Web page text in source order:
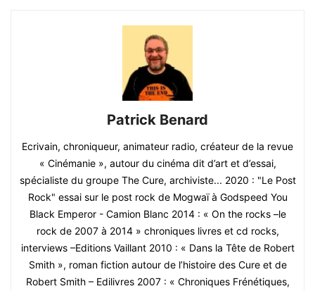
Patrick Benard
Ecrivain, chroniqueur, animateur radio, créateur de la revue
« Cinémanie », autour du cinéma dit d’art et d’essai,
spécialiste du groupe The Cure, archiviste... 2020 : "Le Post
Rock" essai sur le post rock de Mogwaï à Godspeed You
Black Emperor - Camion Blanc 2014 : « On the rocks –le
rock de 2007 à 2014 » chroniques livres et cd rocks,
interviews –Editions Vaillant 2010 : « Dans la Tête de Robert
Smith », roman fiction autour de l’histoire des Cure et de
Robert Smith – Edilivres 2007 : « Chroniques Frénétiques,